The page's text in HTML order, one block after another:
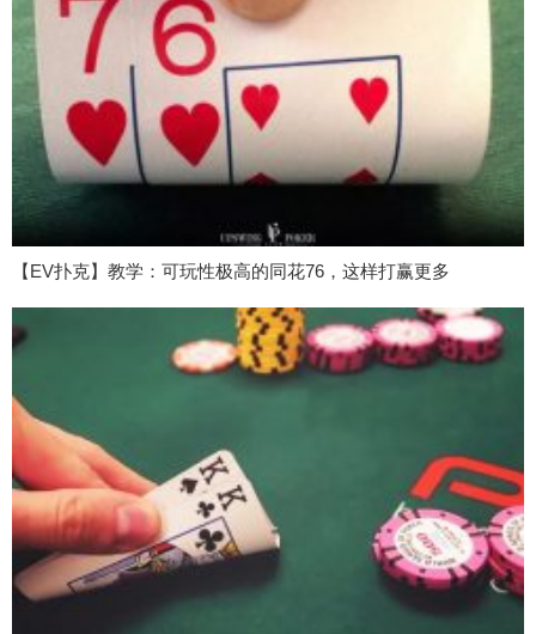
【EV扑克】教学：可玩性极高的同花76，这样打赢更多